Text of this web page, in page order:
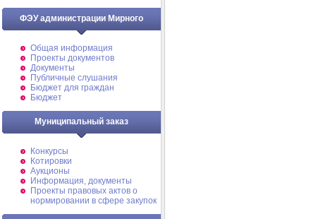
ФЭУ администрации Мирного
Общая информация
Проекты документов
Документы
Публичные слушания
Бюджет для граждан
Бюджет
Муниципальный заказ
Конкурсы
Котировки
Аукционы
Информация, документы
Проекты правовых актов о
нормировании в сфере закупок